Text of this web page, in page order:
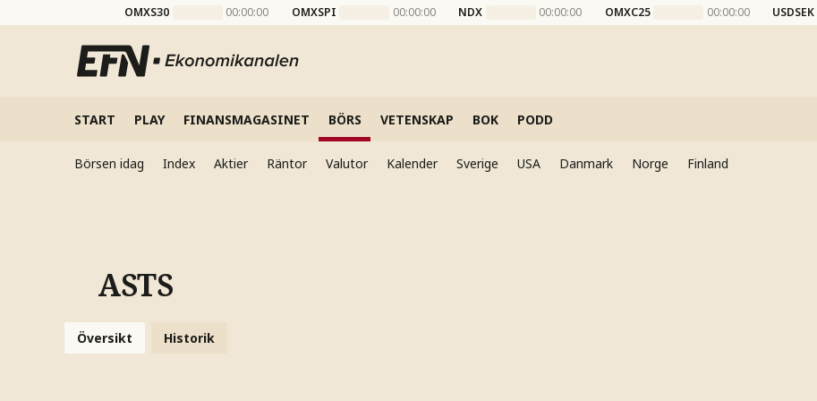
OMXS30 00:00:00 OMXSPI 00:00:00 NDX 00:00:00 OMXC25 00:00:00 USDSEK
START PLAY FINANSMAGASINET BÖRS VETENSKAP BOK PODD
Börsen idag Index Aktier Räntor Valutor Kalender Sverige USA Danmark Norge Finland
ASTS
Översikt Historik